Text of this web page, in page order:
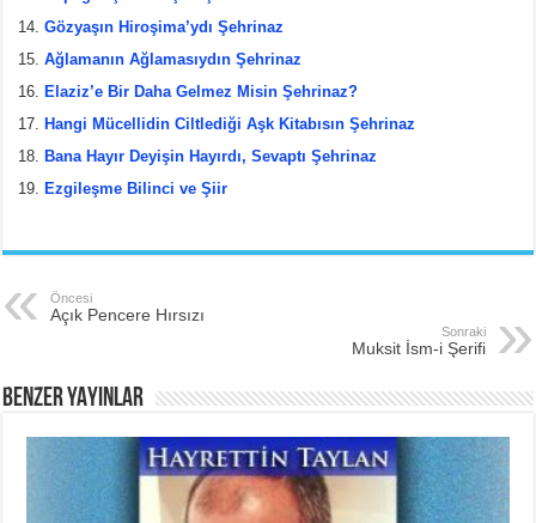
Gözyaşın Hiroşima’ydı Şehrinaz
Ağlamanın Ağlamasıydın Şehrinaz
Elaziz’e Bir Daha Gelmez Misin Şehrinaz?
Hangi Mücellidin Ciltlediği Aşk Kitabısın Şehrinaz
Bana Hayır Deyişin Hayırdı, Sevaptı Şehrinaz
Ezgileşme Bilinci ve Şiir
Öncesi
Açık Pencere Hırsızı
Sonraki
Muksit İsm-i Şerifi
BENZER YAYINLAR